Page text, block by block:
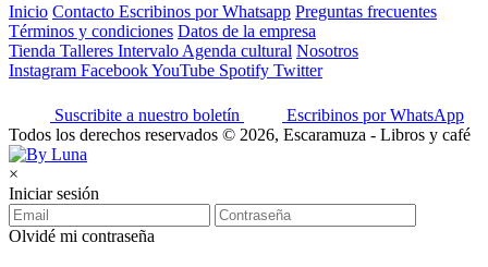
Inicio Contacto Escribinos por Whatsapp Preguntas frecuentes
Términos y condiciones Datos de la empresa
Tienda Talleres Intervalo Agenda cultural Nosotros
Instagram FacebookYouTube Spotify Twitter
Suscribite a nuestro boletín
Escribinos por WhatsApp
Todos los derechos reservados © 2026, Escaramuza - Libros y café
×
Iniciar sesión
Olvidé mi contraseña